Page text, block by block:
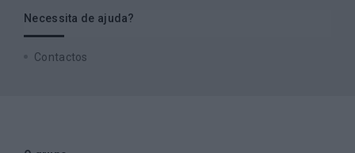
Necessita de ajuda?
Contactos